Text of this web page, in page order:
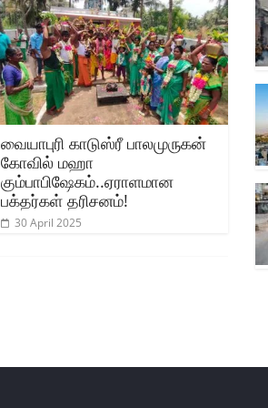
வையாபுரி காடுஸ்ரீ பாலமுருகன்
கோவில் மஹா
கும்பாபிஷேகம்..ஏராளமான
பக்தர்கள் தரிசனம்!
30 April 2025